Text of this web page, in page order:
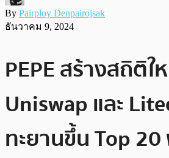
By Pairploy Denpairojsak
ธันวาคม 9, 2024
PEPE สร้างสถิติใ
Uniswap และ
ทะยานขึ้น Top